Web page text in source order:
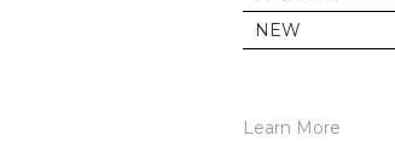
NEW
Learn More